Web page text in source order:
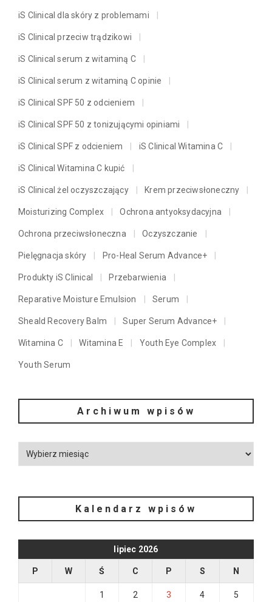
iS Clinical dla skóry z problemami
iS Clinical przeciw trądzikowi
iS Clinical serum z witaminą C
iS Clinical serum z witaminą C opinie
iS Clinical SPF 50 z odcieniem
iS Clinical SPF 50 z tonizującymi opiniami
iS Clinical SPF z odcieniem iS Clinical Witamina C
iS Clinical Witamina C kupić
iS Clinical żel oczyszczający Krem przeciwsłoneczny
Moisturizing Complex Ochrona antyoksydacyjna
Ochrona przeciwsłoneczna Oczyszczanie
Pielęgnacja skóry Pro-Heal Serum Advance+
Produkty iS Clinical Przebarwienia
Reparative Moisture Emulsion Serum
Sheald Recovery Balm Super Serum Advance+
Witamina C Witamina E Youth Eye Complex
Youth Serum
Archiwum wpisów
Kalendarz wpisów
lipiec 2026
P W Ś C P S N
1 2 3 4 5